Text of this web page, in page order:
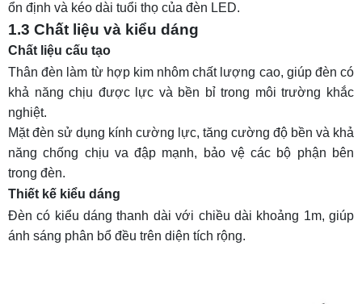
ổn định và kéo dài tuổi thọ của đèn LED.
1.3 Chất liệu và kiểu dáng
Chất liệu cấu tạo
Thân đèn làm từ hợp kim nhôm chất lượng cao, giúp đèn có
khả năng chịu được lực và bền bỉ trong môi trường khắc
nghiệt.
Mặt đèn sử dụng kính cường lực, tăng cường độ bền và khả
năng chống chịu va đập mạnh, bảo vệ các bộ phận bên
trong đèn.
Thiết kế kiểu dáng
Đèn có kiểu dáng thanh dài với chiều dài khoảng 1m, giúp
ánh sáng phân bổ đều trên diện tích rộng.